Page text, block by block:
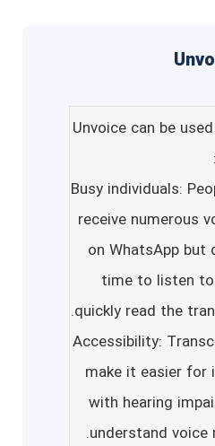
Unvoice can be
1. Busy individuals:
receive numerous
on WhatsApp but
time to listen
quickly read the
2. Accessibility:
make it easier for
with hearing
understand voice